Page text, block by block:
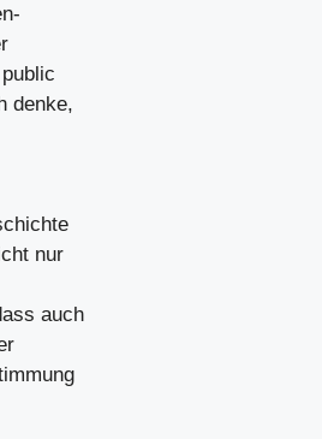
denke,
nur
auch